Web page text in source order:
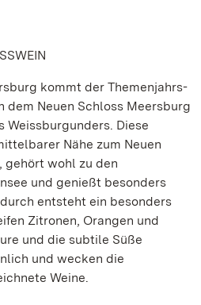
kommt der Themenjahrs-
dem Neuen Schloss Meersburg
Weissburgunders. Diese
Nähe zum Neuen
gehört wohl zu den
und genießt besonders
entsteht ein besonders
Zitronen, Orangen und
und die subtile Süße
und wecken die
Weine.